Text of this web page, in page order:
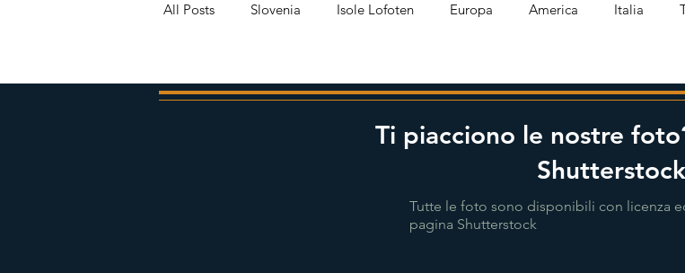
All Posts Slovenia Isole Lofoten Europa America Italia
Middle East Emirati Singapore Macao New York
Ungheria
Camper Thailandia
Ti piacciono le nostre
Shutterstock
Tutte le foto sono disponibili con licenza
pagina Shutterstock